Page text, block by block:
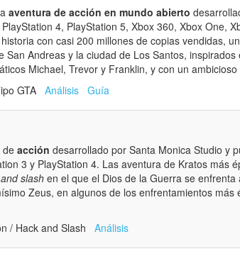
aventura de acción en mundo abierto
4, PlayStation 5, Xbox 360, Xbox One,
con casi 200 millones de copias vendidas,
San Andreas y la ciudad de Los Santos,
Michael, Trevor y Franklin, y con un
GTA Análisis Guía
acción desarrollado por Santa Monica Studio y
3 y PlayStation 4. Las aventura de Kratos más
slash en el que el Dios de la Guerra se
Zeus, en algunos de los enfrentamientos
/ Hack and Slash Análisis